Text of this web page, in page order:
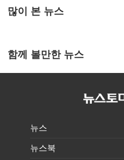
많이 본 뉴스
함께 볼만한 뉴스
뉴스
뉴스북